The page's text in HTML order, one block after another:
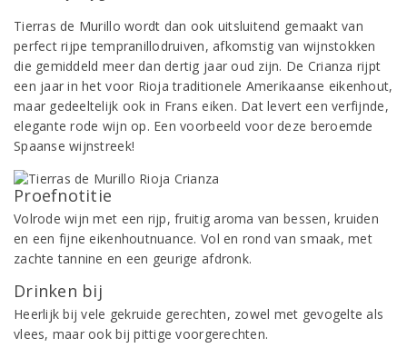
Tierras de Murillo wordt dan ook uitsluitend gemaakt van
perfect rijpe tempranillodruiven, afkomstig van wijnstokken
die gemiddeld meer dan dertig jaar oud zijn. De Crianza rijpt
een jaar in het voor Rioja traditionele Amerikaanse eikenhout,
maar gedeeltelijk ook in Frans eiken. Dat levert een verfijnde,
elegante rode wijn op. Een voorbeeld voor deze beroemde
Spaanse wijnstreek!
Proefnotitie
Volrode wijn met een rijp, fruitig aroma van bessen, kruiden
en een fijne eikenhoutnuance. Vol en rond van smaak, met
zachte tannine en een geurige afdronk.
Drinken bij
Heerlijk bij vele gekruide gerechten, zowel met gevogelte als
vlees, maar ook bij pittige voorgerechten.